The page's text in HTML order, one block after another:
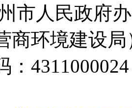
市人民政府
商环境建设局
：